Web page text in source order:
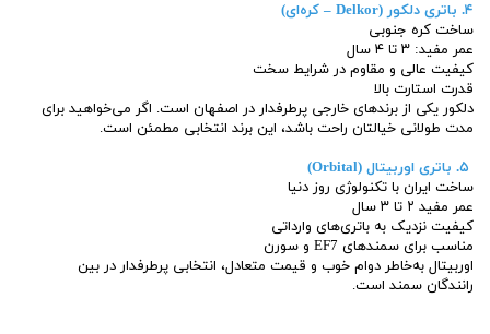
۴. باتری دلکور (Delkor – کره‌ای)
ساخت کره جنوبی
عمر مفید: ۳ تا ۴ سال
کیفیت عالی و مقاوم در شرایط سخت
قدرت استارت بالا
دلکور یکی از برندهای خارجی پرطرفدار در اصفهان است. اگر می‌خواهید برای
مدت طولانی خیالتان راحت باشد، این برند انتخابی مطمئن است.
۵. باتری اوربیتال (Orbital)
ساخت ایران با تکنولوژی روز دنیا
عمر مفید ۲ تا ۳ سال
کیفیت نزدیک به باتری‌های وارداتی
مناسب برای سمندهای EF7 و سورن
اوربیتال به‌خاطر دوام خوب و قیمت متعادل، انتخابی پرطرفدار در بین
رانندگان سمند است.